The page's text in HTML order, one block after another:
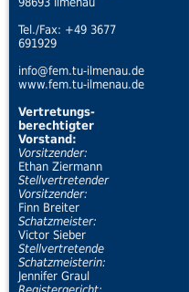
Tel./Fax: +49 3677
691929
info@fem.tu-ilmenau.de
www.fem.tu-ilmenau.de
Vertretungs-
berechtigter
Vorstand:
Vorsitzender:
Ethan Ziermann
Stellvertretender
Vorsitzender:
Finn Breiter
Schatzmeister:
Victor Sieber
Stellvertretende
Schatzmeisterin:
Jennifer Graul